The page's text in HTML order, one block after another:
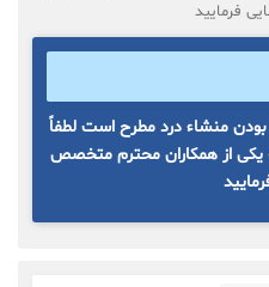
فرمایید
منشاء درد مطرح است لطفاً
از همکاران محترم متخصص